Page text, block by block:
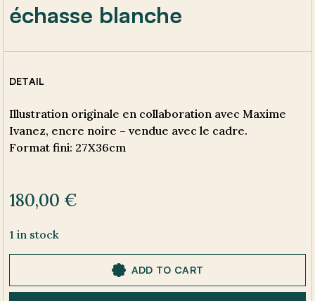
échasse blanche
DETAIL
Illustration originale en collaboration avec Maxime
Ivanez, encre noire – vendue avec le cadre.
Format fini: 27X36cm
180,00 €
1 in stock
ADD TO CART